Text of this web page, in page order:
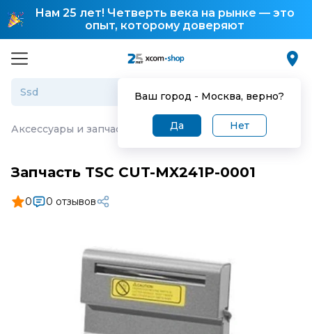
Нам 25 лет! Четверть века на рынке — это
опыт, которому доверяют
Ваш город - Москва, верно?
Да Нет
Аксессуары и запчасти для торгового оборудования
Запчасть TSC CUT-MX241P-0001
0 0 отзывов